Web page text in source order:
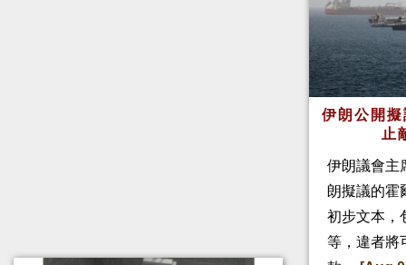
伊朗公開
止
伊朗議會主
朗擬議的霍
初步文本，
等，違者將